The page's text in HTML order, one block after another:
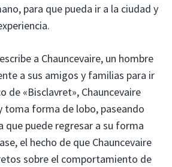
para que pueda ir a la ciudad y
a Chauncevaire, un hombre
a sus amigos y familias para ir
de «Bisclavret», Chauncevaire
toma forma de lobo, paseando
que puede regresar a su forma
el hecho de que Chauncevaire
sobre el comportamiento de